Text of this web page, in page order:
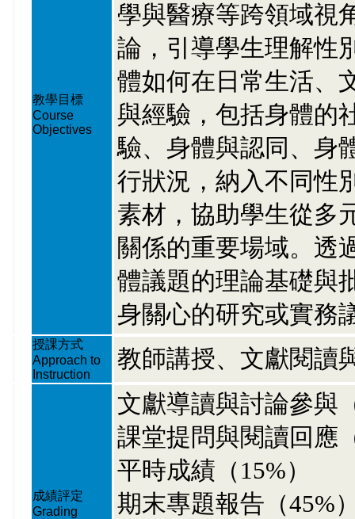
教學目標
Course
Objectives
學與醫療等跨領域視
論，引導學生理解性
體如何在日常生活、
與經驗，包括身體的
驗、身體與認同、身
行狀況，納入不同性
素材，協助學生從多
關係的重要場域。透
體議題的理論基礎與
身關心的研究或實務
授課方式
Approach to
Instruction
教師講授、文獻閱讀
成績評定
Grading
文獻導讀與討論參與
課堂提問與閱讀回應
平時成績（15%）
期末專題報告（45%